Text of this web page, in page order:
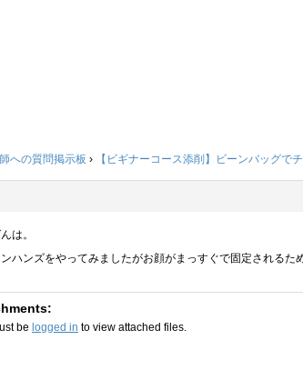
への質問掲示板 › 【ビギナーコース添削】ビーンバッグで
は。
ハンズをやってみましたがお顔がまっすぐで固定されるた
be logged in to view attached files.